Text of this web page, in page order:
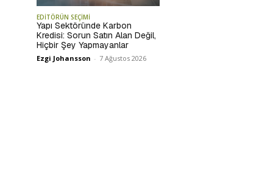
EDİTÖRÜN SEÇİMİ
Yapı Sektöründe Karbon
Kredisi: Sorun Satın Alan Değil,
Hiçbir Şey Yapmayanlar
Ezgi Johansson - 7 Ağustos 2026